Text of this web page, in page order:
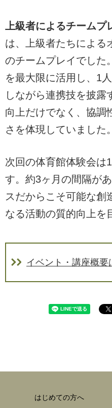
上級者によるチームプ
は、上級者たちによる
のチームプレイでした
を最大限に活用し、1
しながら連携技を披露
向上だけでなく、協調
さを体現していました。
次回の体育館体験会は
す。約3ヶ月の間隔が
スだからこそ可能な創
なる活動の質的向上を
イベント・講座概要
はじめての方へ